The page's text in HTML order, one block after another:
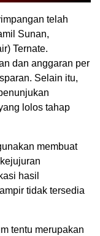
telah
Sunan,
Ternate.
dan anggaran per
Selain itu,
lolos tahap
membuat
hasil
tidak tersedia
tentu merupakan